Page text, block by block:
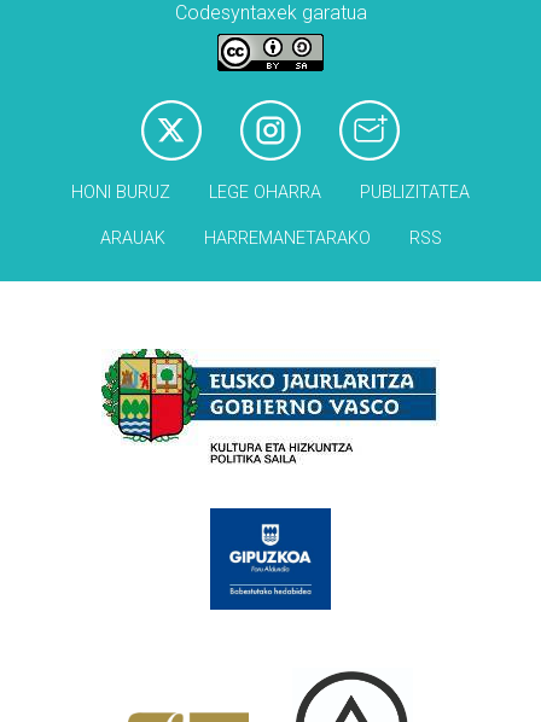
Codesyntaxek garatua
HONI BURUZ LEGE OHARRA PUBLIZITATEA
ARAUAK HARREMANETARAKO RSS